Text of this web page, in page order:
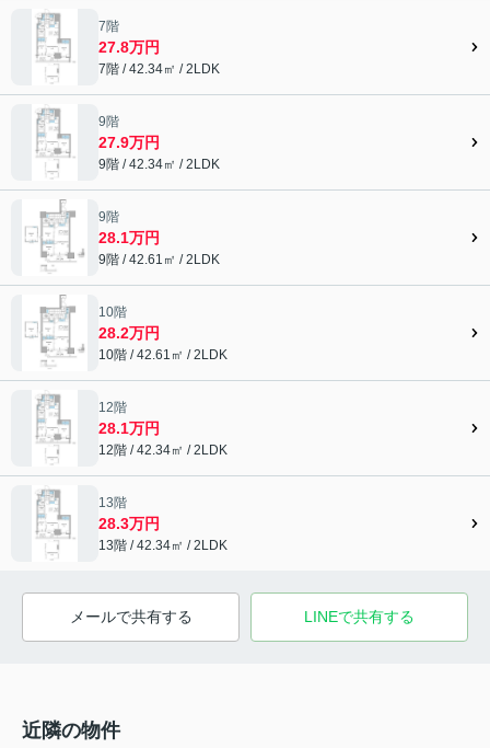
7階
27.8万円
7階 / 42.34㎡ / 2LDK
9階
27.9万円
9階 / 42.34㎡ / 2LDK
9階
28.1万円
9階 / 42.61㎡ / 2LDK
10階
28.2万円
10階 / 42.61㎡ / 2LDK
12階
28.1万円
12階 / 42.34㎡ / 2LDK
13階
28.3万円
13階 / 42.34㎡ / 2LDK
メールで共有する LINEで共有する
近隣の物件